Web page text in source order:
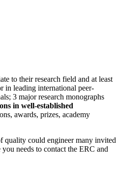
to their research field and at least
in leading international peer-
3 major research monographs
in well-established
awards, prizes, academy
quality could engineer many invited
needs to contact the ERC and